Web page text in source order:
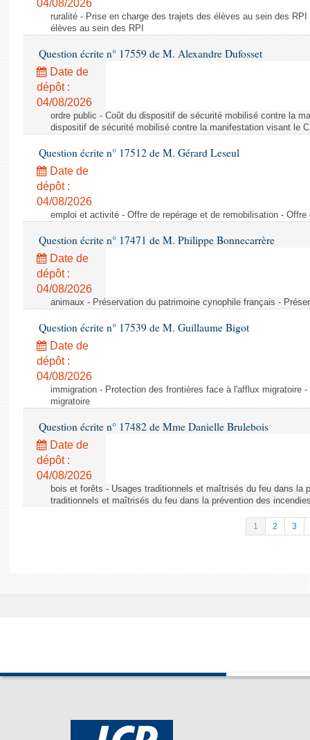
04/08/2026
ruralité - Prise en charge des trajets des élèves au sein des
élèves au sein des RPI
Question écrite n° 17559 de M. Alexandre Dufosset
Date de
dépôt :
04/08/2026
ordre public - Coût du dispositif de sécurité mobilisé contre la
dispositif de sécurité mobilisé contre la manifestation visant le
Question écrite n° 17512 de M. Gérard Leseul
Date de
dépôt :
04/08/2026
emploi et activité - Offre de repérage et de remobilisation -
Question écrite n° 17471 de M. Philippe Bonnecarrère
Date de
dépôt :
04/08/2026
animaux - Préservation du patrimoine cynophile français -
Question écrite n° 17539 de M. Guillaume Bigot
Date de
dépôt :
04/08/2026
immigration - Protection des frontières face à l'afflux migratoire
migratoire
Question écrite n° 17482 de Mme Danielle Brulebois
Date de
dépôt :
04/08/2026
bois et forêts - Usages traditionnels et maîtrisés du feu dans la
traditionnels et maîtrisés du feu dans la prévention des
1 2 3